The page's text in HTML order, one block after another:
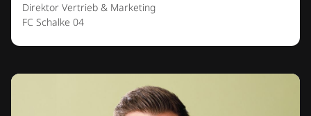
Direktor Vertrieb & Marketing
FC Schalke 04